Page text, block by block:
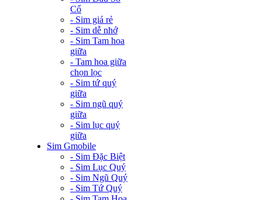
Cổ
- Sim giá rẻ
- Sim dễ nhớ
- Sim Tam hoa
giữa
- Tam hoa giữa
chọn lọc
- Sim tứ quý
giữa
- Sim ngũ quý
giữa
- Sim lục quý
giữa
Sim Gmobile
- Sim Đặc Biệt
- Sim Lục Quý
- Sim Ngũ Quý
- Sim Tứ Quý